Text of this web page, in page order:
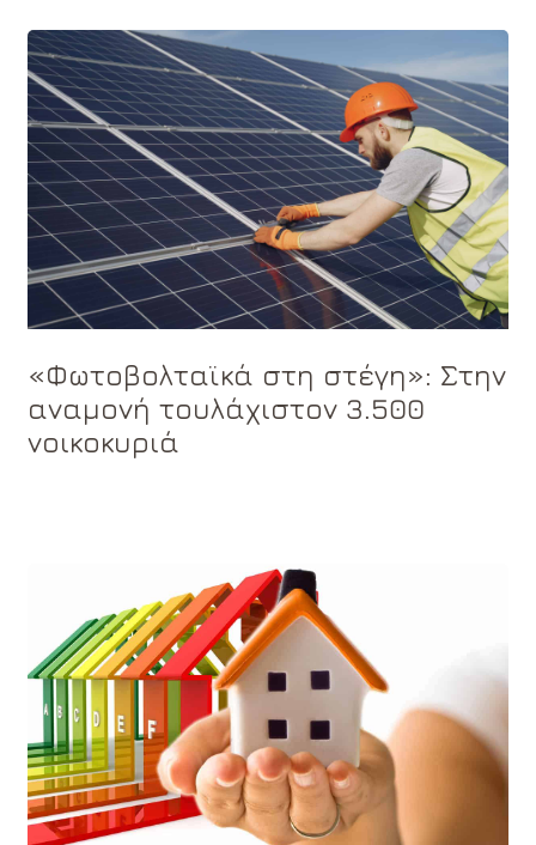
«Φωτοβολταϊκά στη στέγη»: Στην
αναμονή τουλάχιστον 3.500
νοικοκυριά